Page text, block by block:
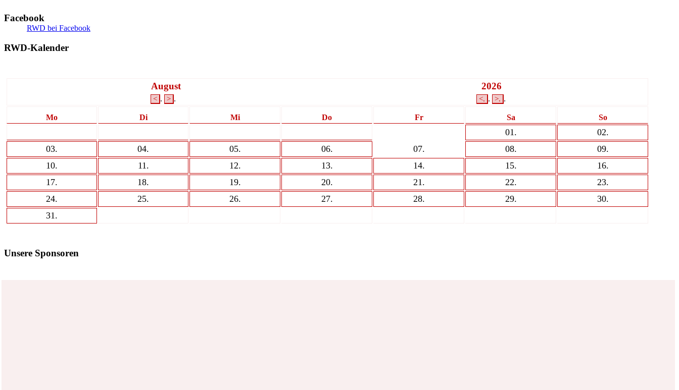
Facebook
RWD bei Facebook
RWD-Kalender
August 2026
< . > . <. . >. .
Mo Di Mi Do Fr Sa So
01 . 02.
03. 04. 05. 06. 07. 08. 09.
10. 11 . 12. 13. 14. 15. 16.
17. 18. 19. 20. 21 . 22. 23.
24. 25. 26. 27. 28. 29. 30.
31 .
Unsere Sponsoren